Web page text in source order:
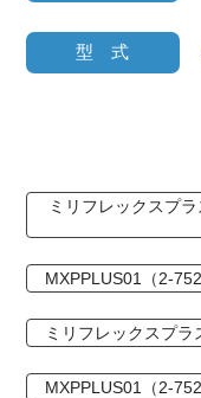
型 式
ミリフレックスプ
MXPPLUS01（2-
ミリフレックスプ
MXPPLUS01（2-